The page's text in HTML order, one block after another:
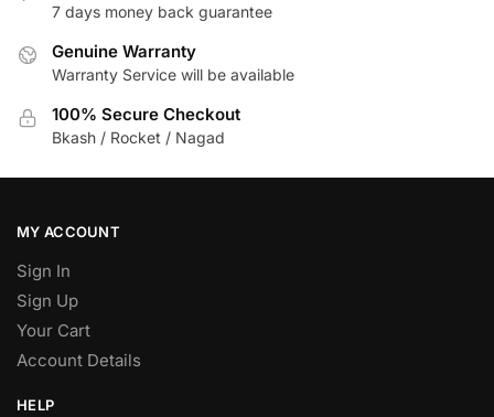
7 days money back guarantee
Genuine Warranty
Warranty Service will be available
100% Secure Checkout
Bkash / Rocket / Nagad
MY ACCOUNT
Sign In
Sign Up
Your Cart
Account Details
HELP